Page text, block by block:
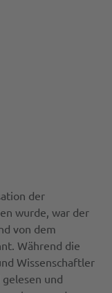
der
wurde, war der
von dem
Während die
Wissenschaftler
und